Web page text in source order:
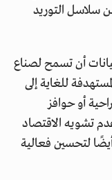
سلاسل التوريد
أن تسمح لصناع
للغاية إلى
أو حوافز
تشويه الاقتصاد
لتحسين فعالية